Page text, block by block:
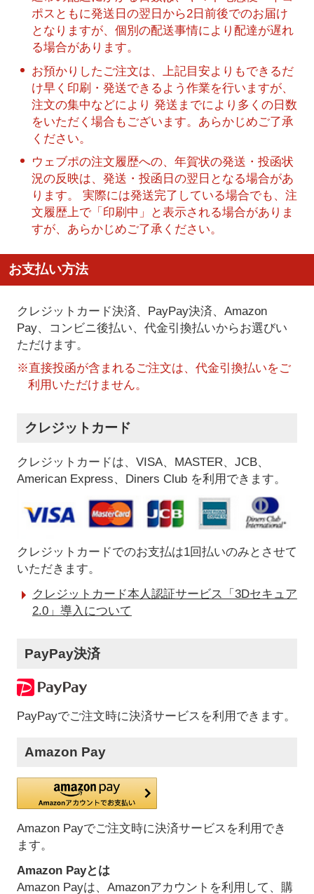
ポスともに発送日の翌日から2日前後でのお届け
となりますが、個別の配送事情により配達が遅れ
る場合があります。
お預かりしたご注文は、上記目安よりもできるだ
け早く印刷・発送できるよう作業を行いますが、
注文の集中などにより 発送までにより多くの日数
をいただく場合もございます。あらかじめご了承
ください。
ウェブポの注文履歴への、年賀状の発送・投函状
況の反映は、発送・投函日の翌日となる場合があ
ります。 実際には発送完了している場合でも、注
文履歴上で「印刷中」と表示される場合がありま
すが、あらかじめご了承ください。
お支払い方法
クレジットカード決済、PayPay決済、Amazon
Pay、コンビニ後払い、代金引換払いからお選びい
ただけます。
※直接投函が含まれるご注文は、代金引換払いをご
利用いただけません。
クレジットカード
クレジットカードは、VISA、MASTER、JCB、
American Express、Diners Club を利用できます。
クレジットカードでのお支払は1回払いのみとさせて
いただきます。
クレジットカード本人認証サービス「3Dセキュア
2.0」導入について
PayPay決済
PayPayでご注文時に決済サービスを利用できます。
Amazon Pay
Amazon Payでご注文時に決済サービスを利用でき
ます。
Amazon Payとは
Amazon Payは、Amazonアカウントを利用して、購